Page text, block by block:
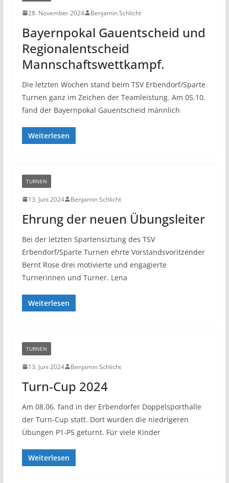
28. November 2024 Benjamin Schlicht
Bayernpokal Gauentscheid und
Regionalentscheid
Mannschaftswettkampf.
Die letzten Wochen stand beim TSV Erbendorf/Sparte
Turnen ganz im Zeichen der Teamleistung. Am 05.10.
fand der Bayernpokal Gauentscheid männlich
Weiterlesen
TURNEN
13. Juni 2024 Benjamin Schlicht
Ehrung der neuen Übungsleiter
Bei der letzten Spartensiztung des TSV
Erbendorf/Sparte Turnen ehrte Vorstandsvoritzender
Bernt Rose drei motivierte und engagierte
Turnerinnen und Turner. Lena
Weiterlesen
TURNEN
13. Juni 2024 Benjamin Schlicht
Turn-Cup 2024
Am 08.06. fand in der Erbendorfer Doppelsporthalle
der Turn-Cup statt. Dort wurden die niedrigeren
Übungen P1-P5 geturnt. Für viele Kinder
Weiterlesen